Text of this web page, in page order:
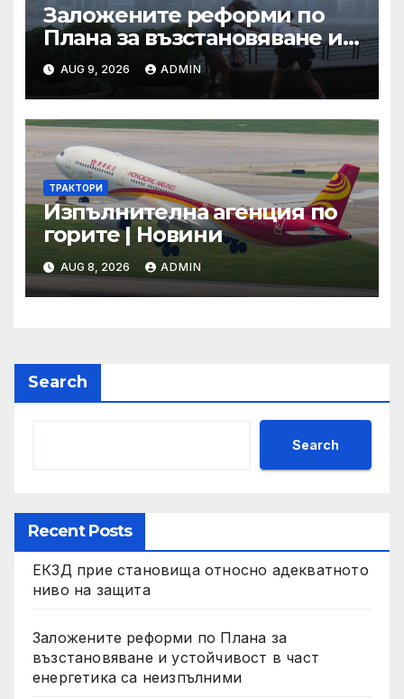
Заложените реформи по
Плана за възстановяване и
устойчивост в част
енергетика са
неизпълними
AUG 9, 2026 ADMIN
ТРАКТОРИ
Изпълнителна агенция по
горите | Новини
AUG 8, 2026 ADMIN
Search
Search
Recent Posts
ЕКЗД прие становища относно адекватното
ниво на защита
Заложените реформи по Плана за
възстановяване и устойчивост в част
енергетика са неизпълними